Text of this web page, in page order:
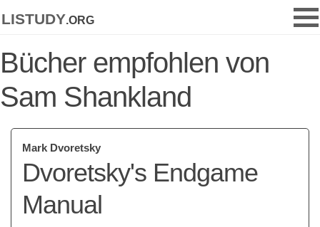
listudy.org
Bücher empfohlen von
Sam Shankland
Mark Dvoretsky
Dvoretsky's Endgame
Manual